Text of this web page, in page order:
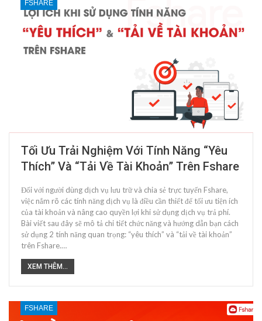
FSHARE
Tối Ưu Trải Nghiệm Với Tính Năng “yêu
Thích” Và “Tải Về Tài Khoản” Trên Fshare
Đối với người dùng dịch vụ lưu trữ và chia sẻ trực tuyến Fshare,
việc nắm rõ các tính năng dịch vụ là điều cần thiết để tối ưu tiện ích
của tài khoản và nâng cao quyền lợi khi sử dụng dịch vụ trả phí.
Bài viết sau đây sẽ mô tả chi tiết chức năng và hướng dẫn bạn cách
sử dụng 2 tính năng quan trọng: “yêu thích” và “tải về tài khoản”
trên Fshare.…
XEM THÊM...
FSHARE